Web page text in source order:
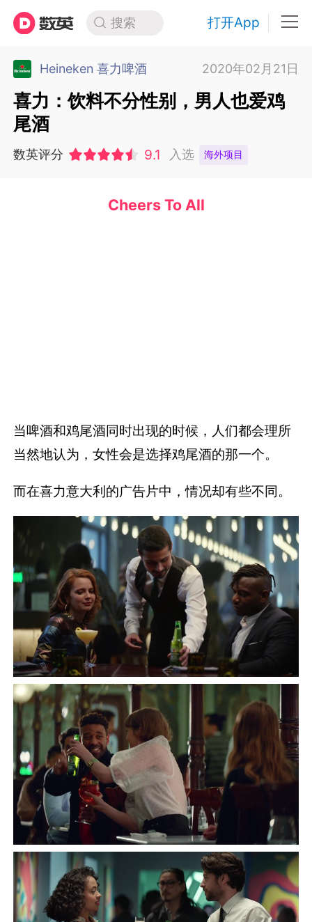
搜索 打开App
Heineken 喜力啤酒 2020年02月21日
喜力：饮料不分性别，男人也爱鸡
尾酒
数英评分 9.1 入选 海外项目
Cheers To All
当啤酒和鸡尾酒同时出现的时候，人们都会理所
当然地认为，女性会是选择鸡尾酒的那一个。
而在喜力意大利的广告片中，情况却有些不同。